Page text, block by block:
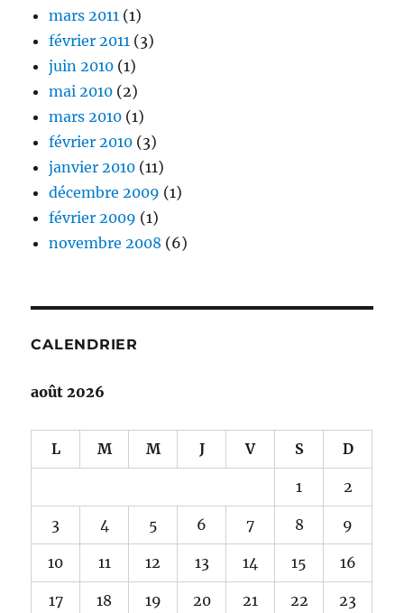
mars 2011 (1)
février 2011 (3)
juin 2010 (1)
mai 2010 (2)
mars 2010 (1)
février 2010 (3)
janvier 2010 (11)
décembre 2009 (1)
février 2009 (1)
novembre 2008 (6)
CALENDRIER
août 2026
L M M J V S D
1 2
3 4 5 6 7 8 9
10 11 12 13 14 15 16
17 18 19 20 21 22 23